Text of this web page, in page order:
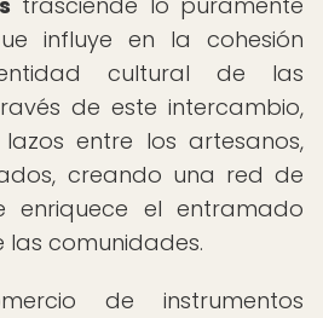
influye en la cohesión
cultural de las
de este intercambio,
entre los artesanos,
creando una red de
enriquece el entramado
las comunidades.
de instrumentos